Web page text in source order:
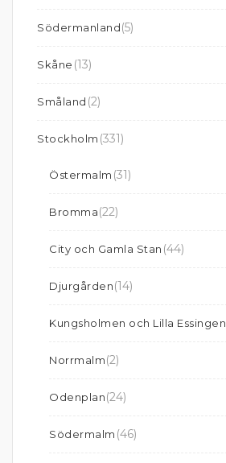
Södermanland(5)
Skåne (13)
Småland (2)
Stockholm (331)
Östermalm (31)
Bromma(22)
City och Gamla Stan (44)
Djurgården(14)
Kungsholmen och Lilla Essingen
Norrmalm(2)
Odenplan(24)
Södermalm (46)